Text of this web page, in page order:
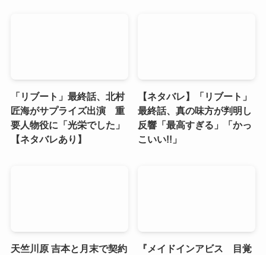
「リブート」最終話、北村
匠海がサプライズ出演 重
要人物役に「光栄でした」
【ネタバレあり】
【ネタバレ】「リブート」
最終話、真の味方が判明し
反響「最高すぎる」「かっ
こいい!!」
天竺川原 吉本と月末で契約
『メイドインアビス 目覚